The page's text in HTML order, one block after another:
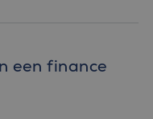
een finance